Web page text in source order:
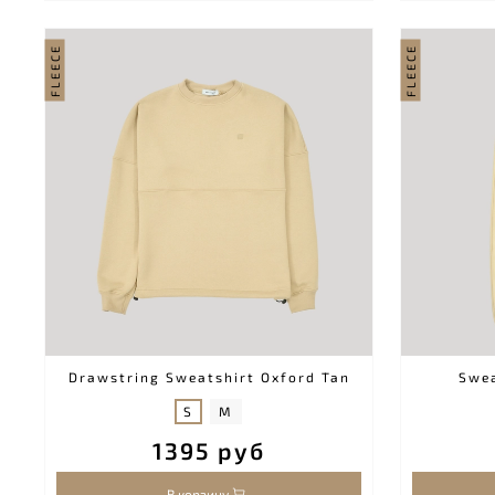
FLEECE
Drawstring Sweatshirt Oxford Tan
S M
1395 руб
FLEECE